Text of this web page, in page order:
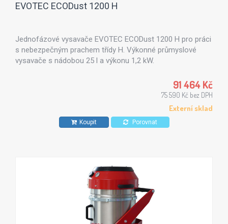
EVOTEC ECODust 1200 H
Jednofázové vysavače EVOTEC ECODust 1200 H pro práci
s nebezpečným prachem třídy H. Výkonné průmyslové
vysavače s nádobou 25 l a výkonu 1,2 kW.
91 464 Kč
75 590 Kč bez DPH
Externí sklad
Koupit Porovnat